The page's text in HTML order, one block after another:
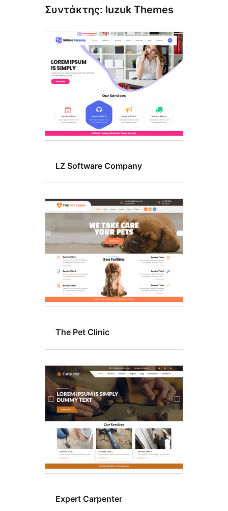
Συντάκτης: luzuk Themes
LZ Software Company
The Pet Clinic
Expert Carpenter